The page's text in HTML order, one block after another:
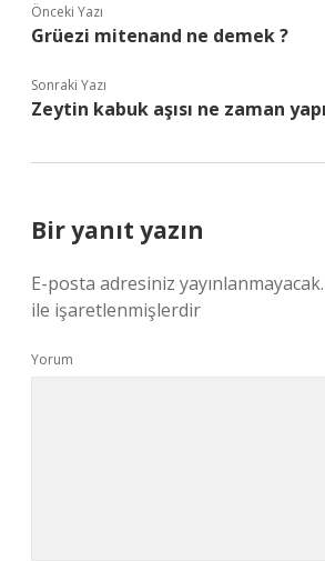
Önceki Yazı
Grüezi mitenand ne demek ?
Sonraki Yazı
Zeytin kabuk aşısı ne zaman
Bir yanıt yazın
E-posta adresiniz yayınlanmayacak.
ile işaretlenmişlerdir
Yorum